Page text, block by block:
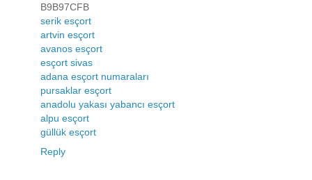
B9B97CFB
serik esçort
artvin esçort
avanos esçort
esçort sivas
adana esçort numaraları
pursaklar esçort
anadolu yakası yabancı esçort
alpu esçort
güllük esçort
Reply